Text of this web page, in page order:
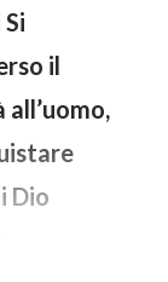
il
Dio